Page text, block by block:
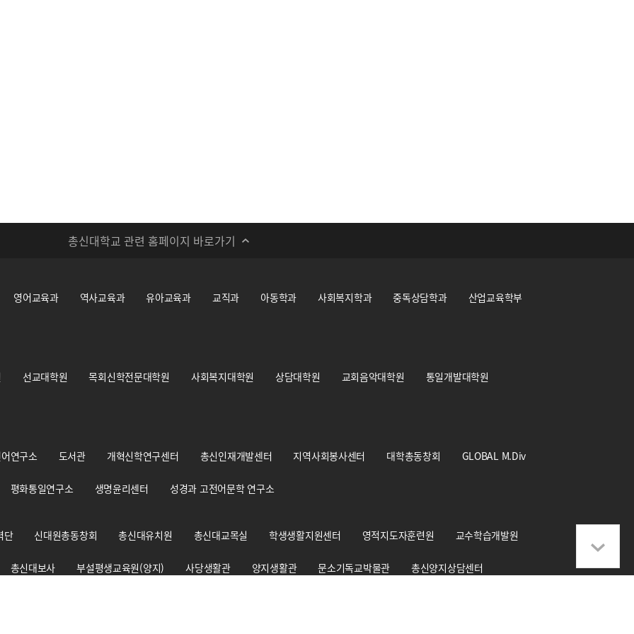
총신대학교 관련 홈페이지 바로가기
영어교육과 역사교육과 유아교육과 교직과 아동학과 사회복지학과 중독상담학과 산업교육학부
선교대학원 목회신학전문대학원 사회복지대학원 상담대학원 교회음악대학원 통일개발대학원
연구소 도서관 개혁신학연구센터 총신인재개발센터 지역사회봉사센터 대학총동창회 GLOBAL M.Div
평화통일연구소 생명윤리센터 성경과 고전어문학 연구소
단 신대원총동창회 총신대유치원 총신대교목실 학생생활지원센터 영적지도자훈련원 교수학습개발원
총신대보사 부설평생교육원(양지) 사당생활관 양지생활관 문소기독교박물관 총신양지상담센터